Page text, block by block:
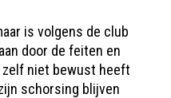
is volgens de club
door de feiten en
niet bewust heeft
schorsing blijven